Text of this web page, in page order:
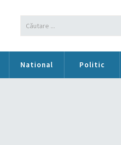
National Politic